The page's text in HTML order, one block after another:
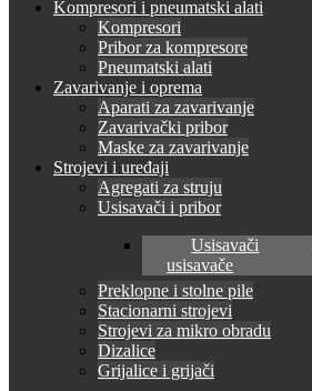
Kompresori i pneumatski alati
Kompresori
Pribor za kompresore
Pneumatski alati
Zavarivanje i oprema
Aparati za zavarivanje
Zavarivački pribor
Maske za zavarivanje
Strojevi i uređaji
Agregati za struju
Usisavači i pribor
Usisavači
usisavače
Preklopne i stolne pile
Stacionarni strojevi
Strojevi za mikro obradu
Dizalice
Grijalice i grijači